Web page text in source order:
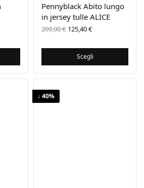
Pennyblack Abito lungo
in jersey tulle ALICE
209,00€ Il prezzo
originale
209,00 €.
125,40€Il prezzo
125,40 €.
Scegli
↓ 40%